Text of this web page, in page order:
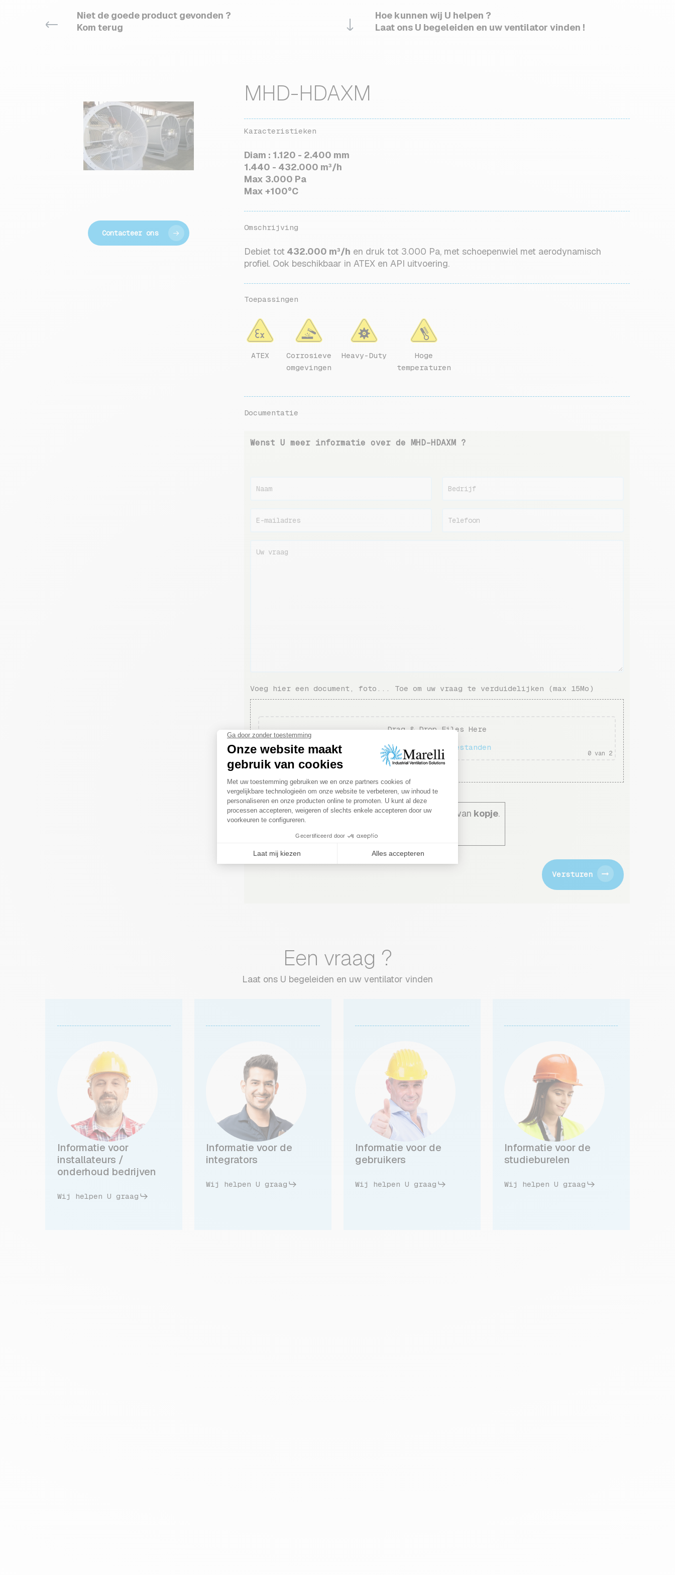
Niet de goede product gevonden ?
Kom terug
Hoe kunnen wij U helpen ?
Laat ons U begeleiden en uw ventilator vinden !
Contacteer ons
MHD-HDAXM
Karacteristieken
Diam : 1.120 - 2.400 mm
1.440 - 432.000 m³/h
Max 3.000 Pa
Max +100°C
Omschrijving
Debiet tot 432.000 m³/h en druk tot 3.000 Pa, met schoepenwiel met aerodynamisch
profiel. Ook beschikbaar in ATEX en API uitvoering.
Toepassingen
ATEX
Corrosieve
omgevingen
Heavy-Duty
Hoge
temperaturen
Documentatie
Wenst U meer informatie over de MHD-HDAXM ?
Voeg hier een document, foto... Toe om uw vraag te verduidelijken (max 15Mo)
Drag & Drop Files Here
Blader door de bestanden
0van 2
Bewijs dat je menselijk bent door het selecteren van kopje.
Versturen
Een vraag ?
Laat ons U begeleiden en uw ventilator vinden
Informatie voor
installateurs /
onderhoud bedrijven
Wij helpen U graag
Informatie voor de
integrators
Wij helpen U graag
Informatie voor de
gebruikers
Wij helpen U graag
Informatie voor de
studieburelen
Wij helpen U graag